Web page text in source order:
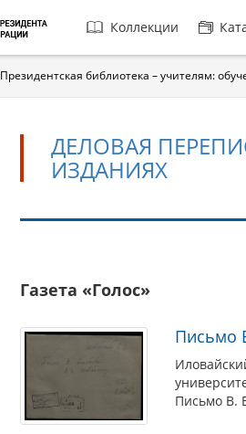
Главная
навигация
Коллекции
Президентская библиотека – учителям:
ДЕЛОВАЯ
ИЗДАНИЯХ
переписка.
Публикация
периодических
изданиях
Газета «Голос»
Письмо
Письмо В.